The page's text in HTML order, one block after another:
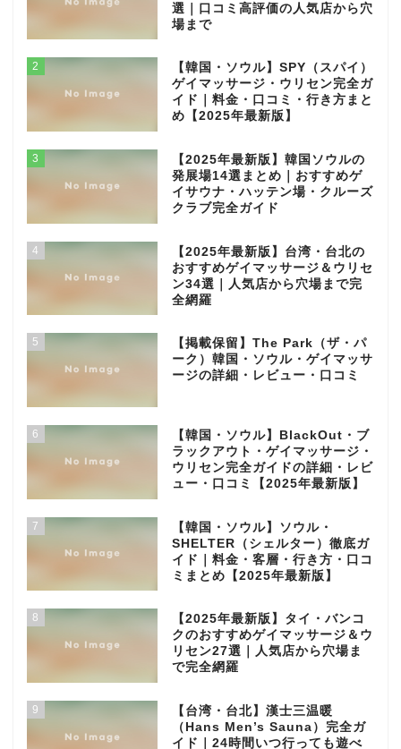
選｜口コミ高評価の人気店から穴
場まで
2
【韓国・ソウル】SPY（スパイ）
ゲイマッサージ・ウリセン完全ガ
イド｜料金・口コミ・行き方まと
め【2025年最新版】
3
【2025年最新版】韓国ソウルの
発展場14選まとめ｜おすすめゲ
イサウナ・ハッテン場・クルーズ
クラブ完全ガイド
4
【2025年最新版】台湾・台北の
おすすめゲイマッサージ＆ウリセ
ン34選｜人気店から穴場まで完
全網羅
5
【掲載保留】The Park（ザ・パ
ーク）韓国・ソウル・ゲイマッサ
ージの詳細・レビュー・口コミ
6
【韓国・ソウル】BlackOut・ブ
ラックアウト・ゲイマッサージ・
ウリセン完全ガイドの詳細・レビ
ュー・口コミ【2025年最新版】
7
【韓国・ソウル】ソウル・
SHELTER（シェルター）徹底ガ
イド｜料金・客層・行き方・口コ
ミまとめ【2025年最新版】
8
【2025年最新版】タイ・バンコ
クのおすすめゲイマッサージ＆ウ
リセン27選｜人気店から穴場ま
で完全網羅
9
【台湾・台北】漢士三温暖
（Hans Men’s Sauna）完全ガ
イド｜24時間いつ行っても遊べ